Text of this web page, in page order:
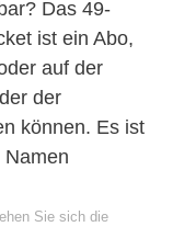
Das 49-
ist ein Abo,
auf der
der
können. Es ist
Sie sich die